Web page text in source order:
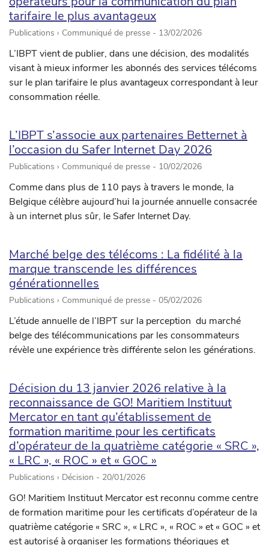
tarifaire le plus avantageux
Publications › Communiqué de presse - 13/02/2026
L’IBPT vient de publier, dans une décision, des modalités
visant à mieux informer les abonnés des services télécoms
sur le plan tarifaire le plus avantageux correspondant à leur
consommation réelle.
L’IBPT s’associe aux partenaires Betternet à
l’occasion du Safer Internet Day 2026
Publications › Communiqué de presse - 10/02/2026
Comme dans plus de 110 pays à travers le monde, la
Belgique célèbre aujourd’hui la journée annuelle consacrée
à un internet plus sûr, le Safer Internet Day.
Marché belge des télécoms : La fidélité à la
marque transcende les différences
générationnelles
Publications › Communiqué de presse - 05/02/2026
L’étude annuelle de l’IBPT sur la perception du marché
belge des télécommunications par les consommateurs
révèle une expérience très différente selon les générations.
Décision du 13 janvier 2026 relative à la
reconnaissance de GO! Maritiem Instituut
Mercator en tant qu’établissement de
formation maritime pour les certificats
d’opérateur de la quatrième catégorie « SRC »,
« LRC », « ROC » et « GOC »
Publications › Décision - 20/01/2026
GO! Maritiem Instituut Mercator est reconnu comme centre
de formation maritime pour les certificats d’opérateur de la
quatrième catégorie « SRC », « LRC », « ROC » et « GOC » et
est autorisé à organiser les formations théoriques et